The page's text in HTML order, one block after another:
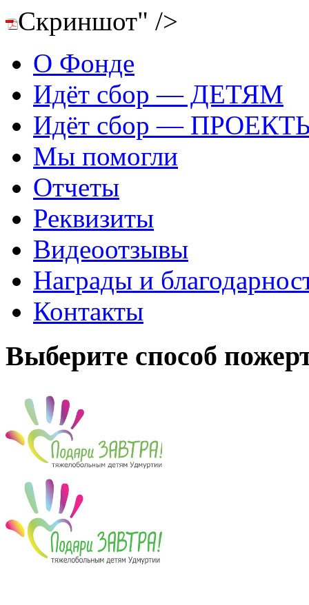
Скриншот" />
О Фонде
Идёт сбор — ДЕТЯМ
Идёт сбор —
Мы помогли
Отчеты
Реквизиты
Видеоотзывы
Награды и
Контакты
Выберите способ